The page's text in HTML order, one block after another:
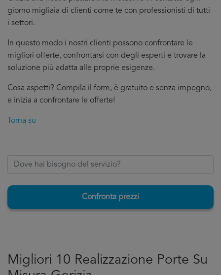
giorno migliaia di clienti come te con professionisti di tutti
i settori.
In questo modo i nostri clienti possono confrontare le
migliori offerte, confrontarsi con degli esperti e trovare la
soluzione più adatta alle proprie esigenze.
Cosa aspetti? Compila il form, è gratuito e senza impegno,
e inizia a confrontare le offerte!
Torna su
Confronta prezzi
Migliori 10 Realizzazione Porte Su